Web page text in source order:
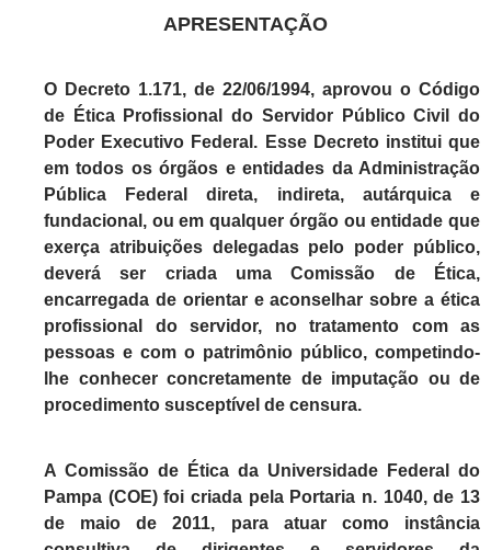
APRESENTAÇÃO
O Decreto 1.171, de 22/06/1994, aprovou o Código
de Ética Profissional do Servidor Público Civil do
Poder Executivo Federal. Esse Decreto institui que
em todos os órgãos e entidades da Administração
Pública Federal direta, indireta, autárquica e
fundacional, ou em qualquer órgão ou entidade que
exerça atribuições delegadas pelo poder público,
deverá ser criada uma Comissão de Ética,
encarregada de orientar e aconselhar sobre a ética
profissional do servidor, no tratamento com as
pessoas e com o patrimônio público, competindo-
lhe conhecer concretamente de imputação ou de
procedimento susceptível de censura.
A Comissão de Ética da Universidade Federal do
Pampa (COE) foi criada pela Portaria n. 1040, de 13
de maio de 2011, para atuar como instância